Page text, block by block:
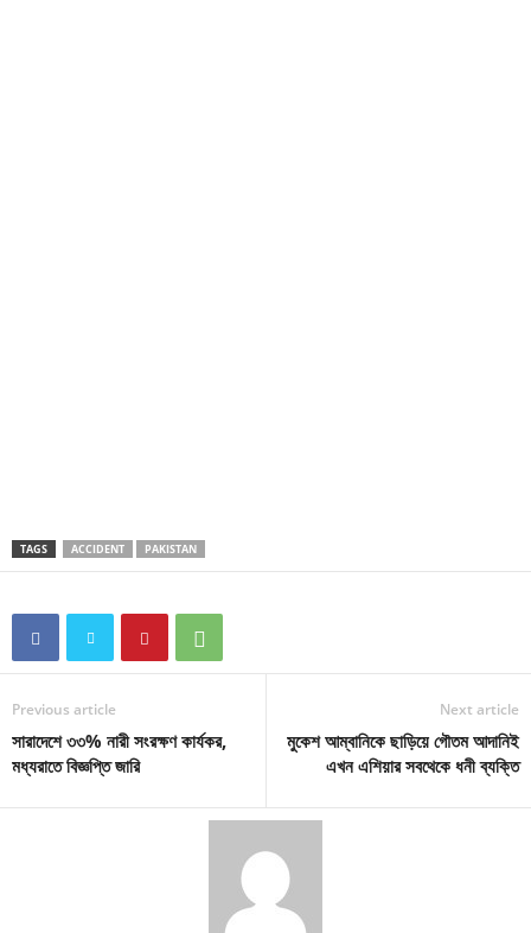
TAGS ACCIDENT PAKISTAN
Previous article
সারাদেশে ৩৩% নারী সংরক্ষণ কার্যকর,
মধ্যরাতে বিজ্ঞপ্তি জারি
Next article
মুকেশ আম্বানিকে ছাড়িয়ে গৌতম আদানিই
এখন এশিয়ার সবথেকে ধনী ব্যক্তি